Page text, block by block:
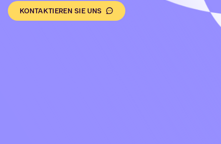
KONTAKTIEREN SIE UNS